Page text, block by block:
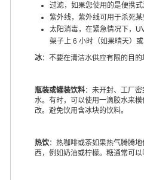
过滤，如果您使用的是便携
紫外线，紫外线可用于杀死某
太阳消毒，在紧急情况下，
架子上 6 小时（如果晴天）
冰：不要在清洁水供应有限的目
瓶装或罐装饮料：未开封、工厂
水。有时，可以使用一滴胶水来
改。避免饮用含冰块的饮料。
热饮：热咖啡或茶如果热气腾腾
西，例如奶油或柠檬。糖通常可以